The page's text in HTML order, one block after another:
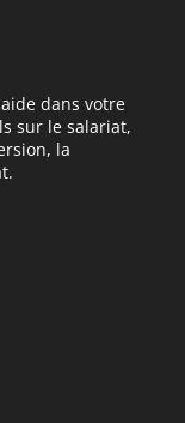
dans votre
sur le salariat,
la